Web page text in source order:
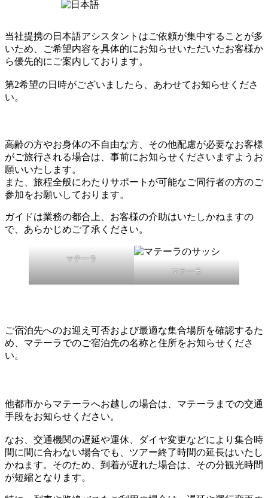
当社提携の日本語アシスタントはご依頼が集中することが多
いため、ご希望内容を具体的にお知らせいただいたお客様か
ら優先的にご案内しております。
第2希望の日時がございましたら、あわせてお知らせくださ
い。
高齢の方やお身体の不自由な方、その他配慮が必要なお客様
がご旅行される場合は、事前にお知らせくださいますようお
願いいたします。
また、旅程全般にわたりサポートが可能なご同行者の方のご
参加をお願いしております。
ガイドは業務の都合上、お客様の介助はいたしかねますの
で、あらかじめご了承ください。
マテーラ
マテーラ
ご宿泊先へのお迎え可否および最適な集合場所を確認するた
め、マテーラでのご宿泊先の名称と住所をお知らせくださ
い。
他都市からマテーラへお越しの場合は、マテーラまでの交通
手段をお知らせください。
なお、交通機関の遅延や運休、ダイヤ変更などにより集合時
間に間に合わない場合でも、ツアー終了時間の延長はいたし
かねます。そのため、到着が遅れた場合は、その分観光時間
が短縮となります。